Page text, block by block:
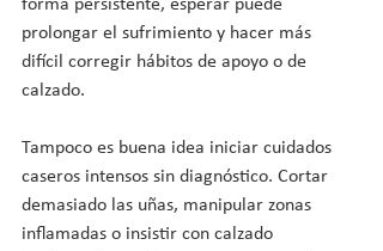
forma persistente, esperar puede
prolongar el sufrimiento y hacer más
difícil corregir hábitos de apoyo o de
calzado.
Tampoco es buena idea iniciar cuidados
caseros intensos sin diagnóstico. Cortar
demasiado las uñas, manipular zonas
inflamadas o insistir con calzado